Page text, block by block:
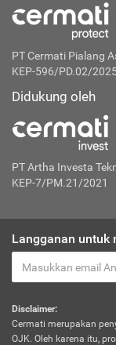
PT Cermati Pialang
KEP-596/PD.02/
Didukung oleh
PT Artha Investa
KEP-7/PM.21/2021
Langganan untuk
Disclaimer:
Cermati merupakan
OJK. Oleh karena itu,